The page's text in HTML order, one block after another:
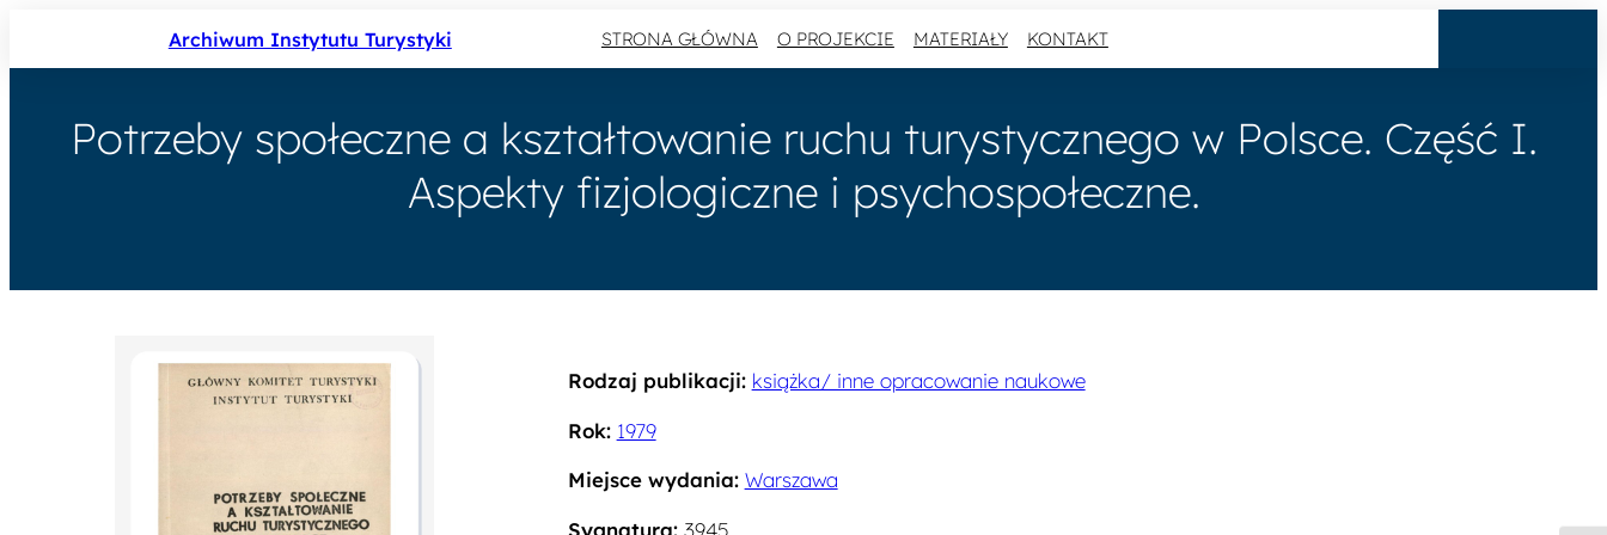
Archiwum Instytutu Turystyki STRONA GŁÓWNA O PROJEKCIE MATERIAŁY KONTAKT
Potrzeby społeczne a kształtowanie ruchu turystycznego w Polsce. Część I.
Aspekty fizjologiczne i psychospołeczne.
Rodzaj publikacji: książka/ inne opracowanie naukowe
Rok: 1979
Miejsce wydania: Warszawa
Sygnatura:3945